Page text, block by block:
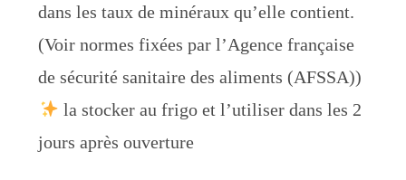
dans les taux de minéraux qu’elle contient.
(Voir normes fixées par l’Agence française
de sécurité sanitaire des aliments (AFSSA))
la stocker au frigo et l’utiliser dans les 2
jours après ouverture